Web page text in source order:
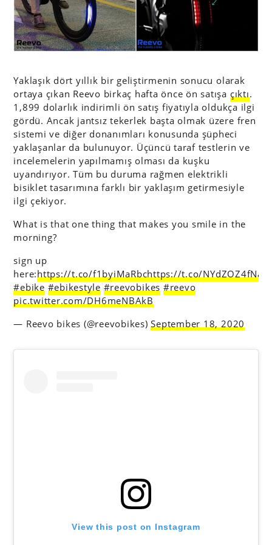
Yaklaşık dört yıllık bir geliştirmenin sonucu olarak
ortaya çıkan Reevo birkaç hafta önce ön satışa çıktı.
1,899 dolarlık indirimli ön satış fiyatıyla oldukça ilgi
gördü. Ancak jantsız tekerlek başta olmak üzere fren
sistemi ve diğer donanımları konusunda şüpheci
yaklaşanlar da bulunuyor. Üçüncü taraf testlerin ve
incelemelerin yapılmamış olması da kuşku
uyandırıyor. Tüm bu duruma rağmen elektrikli
bisiklet tasarımına farklı bir yaklaşım getirmesiyle
ilgi çekiyor.
What is that one thing that makes you smile in the
morning?
sign up
here:https://t.co/f1byiMaRbchttps://t.co/NYdZOZ4fNa
#ebike #ebikestyle #reevobikes #reevo
pic.twitter.com/DH6meNBAkB
— Reevo bikes (@reevobikes)September 18, 2020
View this post on Instagram